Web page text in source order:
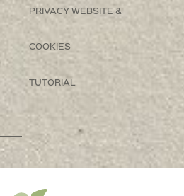
PRIVACY WEBSITE &
COOKIES
TUTORIAL